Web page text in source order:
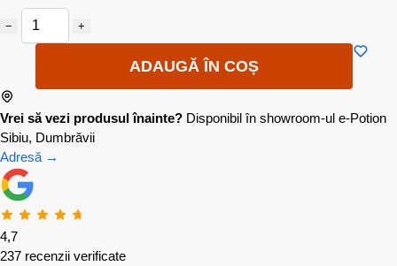
− +
ADAUGĂ ÎN COȘ
Vrei să vezi produsul înainte? Disponibil în showroom-ul e-Potion
Sibiu, Dumbrăvii
Adresă →
4,7
237 recenzii verificate